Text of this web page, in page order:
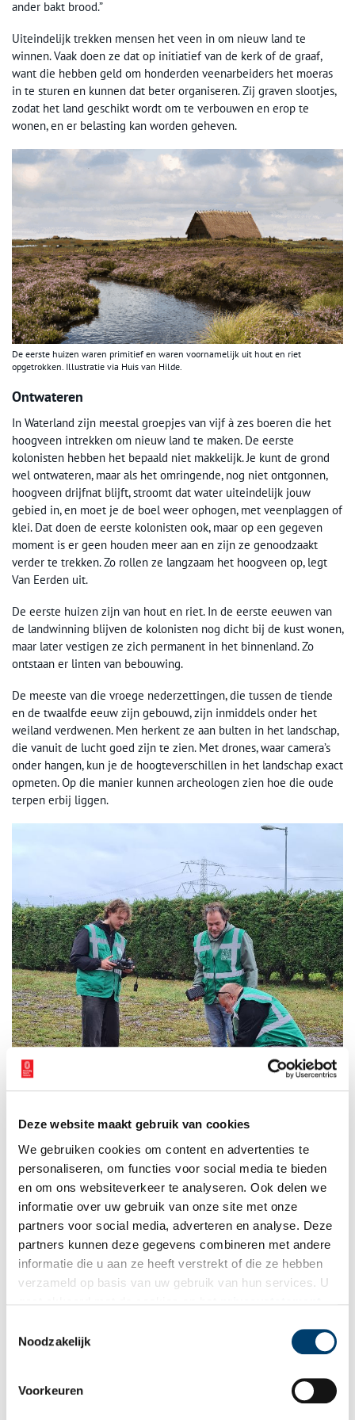
Deze website maakt gebruik van cookies
We gebruiken cookies om content en advertenties te
personaliseren, om functies voor social media te bieden
en om ons websiteverkeer te analyseren. Ook delen we
informatie over uw gebruik van onze site met onze
partners voor social media, adverteren en analyse. Deze
partners kunnen deze gegevens combineren met andere
informatie die u aan ze heeft verstrekt of die ze hebben
verzameld op basis van uw gebruik van hun services. U
Noodzakelijk
Voorkeuren
ander bakt brood.”
Uiteindelijk trekken mensen het veen in om nieuw land te
winnen. Vaak doen ze dat op initiatief van de kerk of de graaf,
want die hebben geld om honderden veenarbeiders het moeras
in te sturen en kunnen dat beter organiseren. Zij graven slootjes,
zodat het land geschikt wordt om te verbouwen en erop te
wonen, en er belasting kan worden geheven.
De eerste huizen waren primitief en waren voornamelijk uit hout en riet
opgetrokken. Illustratie via Huis van Hilde.
Ontwateren
In Waterland zijn meestal groepjes van vijf à zes boeren die het
hoogveen intrekken om nieuw land te maken. De eerste
kolonisten hebben het bepaald niet makkelijk. Je kunt de grond
wel ontwateren, maar als het omringende, nog niet ontgonnen,
hoogveen drijfnat blijft, stroomt dat water uiteindelijk jouw
gebied in, en moet je de boel weer ophogen, met veenplaggen of
klei. Dat doen de eerste kolonisten ook, maar op een gegeven
moment is er geen houden meer aan en zijn ze genoodzaakt
verder te trekken. Zo rollen ze langzaam het hoogveen op, legt
Van Eerden uit.
De eerste huizen zijn van hout en riet. In de eerste eeuwen van
de landwinning blijven de kolonisten nog dicht bij de kust wonen,
maar later vestigen ze zich permanent in het binnenland. Zo
ontstaan er linten van bebouwing.
De meeste van die vroege nederzettingen, die tussen de tiende
en de twaalfde eeuw zijn gebouwd, zijn inmiddels onder het
weiland verdwenen. Men herkent ze aan bulten in het landschap,
die vanuit de lucht goed zijn te zien. Met drones, waar camera’s
onder hangen, kun je de hoogteverschillen in het landschap exact
opmeten. Op die manier kunnen archeologen zien hoe die oude
terpen erbij liggen.
Amsterdam, in opdracht van de provincie Noord-Holland en de Gemeente
Je zou denken dat archeologen niets liever willen dan zo’n
kogelronde kookpotten, naar boven te halen, maar het tegendeel
is waar, maakt Van Eerden duidelijk. “Het liefst laten we die